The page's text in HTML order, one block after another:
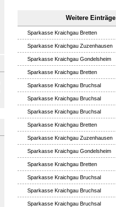
Weitere Einträge
Sparkasse Kraichgau Bretten
Sparkasse Kraichgau Zuzenhausen
Sparkasse Kraichgau Gondelsheim
Sparkasse Kraichgau Bretten
Sparkasse Kraichgau Bruchsal
Sparkasse Kraichgau Bruchsal
Sparkasse Kraichgau Bruchsal
Sparkasse Kraichgau Bretten
Sparkasse Kraichgau Zuzenhausen
Sparkasse Kraichgau Gondelsheim
Sparkasse Kraichgau Bretten
Sparkasse Kraichgau Bruchsal
Sparkasse Kraichgau Bruchsal
Sparkasse Kraichgau Bruchsal